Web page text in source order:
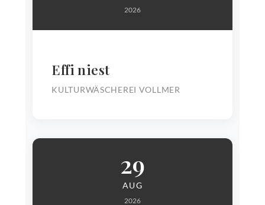
2026
Effi niest
KULTURWÄSCHEREI VOLLMER
29
AUG
2026